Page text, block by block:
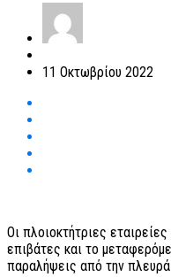
11 Οκτωβρίου 2022
Οι πλοιοκτήτριες
επιβάτες και το
παραλήψεις από την